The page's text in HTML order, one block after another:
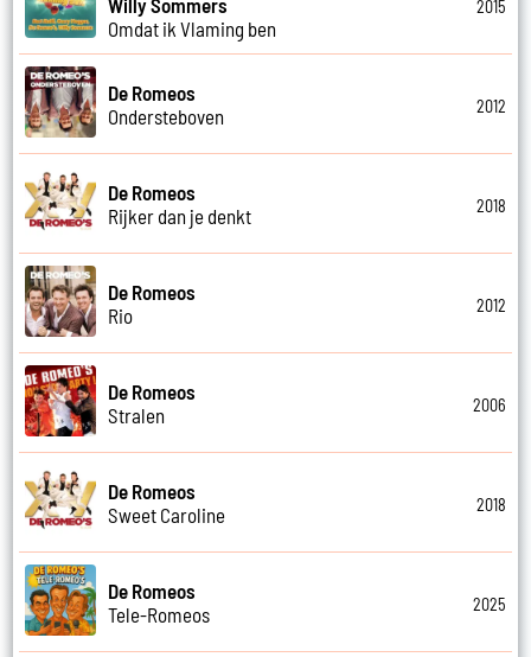
Omdat ik Vlaming ben
2015
De Romeos
Ondersteboven
2012
De Romeos
Rijker dan je denkt
2018
De Romeos
Rio
2012
De Romeos
Stralen
2006
De Romeos
Sweet Caroline
2018
De Romeos
Tele-Romeos
2025